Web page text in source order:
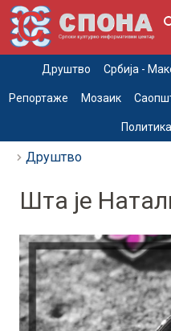
Друштво Србија -
Репортаже Мозаик
Политика
Друштво
Шта је